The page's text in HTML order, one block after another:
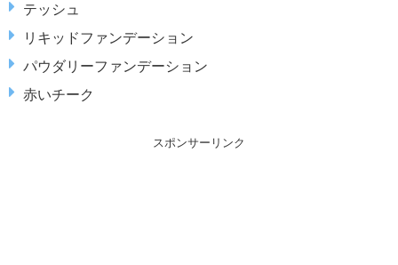
テッシュ
リキッドファンデーション
パウダリーファンデーション
赤いチーク
スポンサーリンク